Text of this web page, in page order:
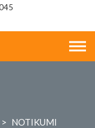
> NOTIKUMI